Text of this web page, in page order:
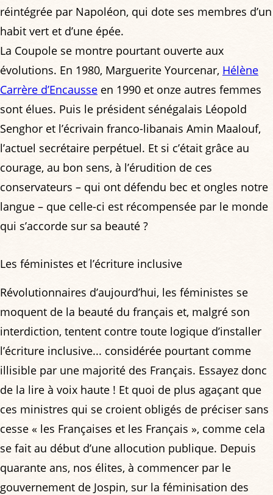
réintégrée par Napoléon, qui dote ses membres d’un
habit vert et d’une épée.
La Coupole se montre pourtant ouverte aux
évolutions. En 1980, Marguerite Yourcenar, Hélène
Carrère d’Encausse en 1990 et onze autres femmes
sont élues. Puis le président sénégalais Léopold
Senghor et l’écrivain franco-libanais Amin Maalouf,
l’actuel secrétaire perpétuel. Et si c’était grâce au
courage, au bon sens, à l’érudition de ces
conservateurs – qui ont défendu bec et ongles notre
langue – que celle-ci est récompensée par le monde
qui s’accorde sur sa beauté ?
Les féministes et l’écriture inclusive
Révolutionnaires d’aujourd’hui, les féministes se
moquent de la beauté du français et, malgré son
interdiction, tentent contre toute logique d’installer
l’écriture inclusive... considérée pourtant comme
illisible par une majorité des Français. Essayez donc
de la lire à voix haute ! Et quoi de plus agaçant que
ces ministres qui se croient obligés de préciser sans
cesse « les Françaises et les Français », comme cela
se fait au début d’une allocution publique. Depuis
quarante ans, nos élites, à commencer par le
gouvernement de Jospin, sur la féminisation des